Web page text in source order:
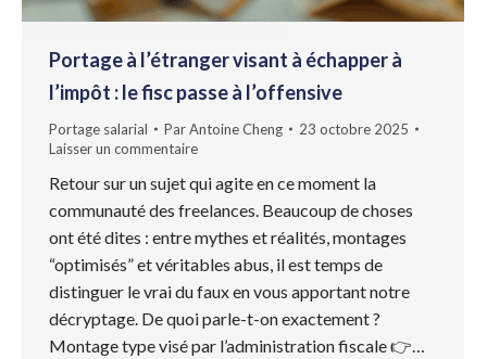
Portage à l’étranger visant à échapper à
l’impôt : le fisc passe à l’offensive
Portage salarial ParAntoine Cheng
23 octobre 2025
Laisser un commentaire
Retour sur un sujet qui agite en ce moment la
communauté des freelances. Beaucoup de choses
ont été dites : entre mythes et réalités, montages
“optimisés” et véritables abus, il est temps de
distinguer le vrai du faux en vous apportant notre
décryptage. De quoi parle-t-on exactement ?
Montage type visé par l’administration fiscale 👉…